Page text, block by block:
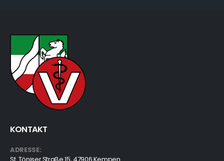
KONTAKT
ADRESSE: